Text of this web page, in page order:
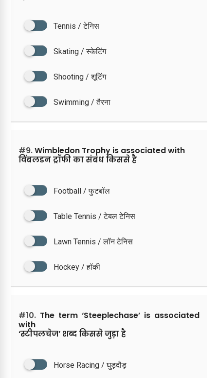
Tennis / टेनिस
Skating / स्केटिंग
Shooting / शूटिंग
Swimming / तैरना
#9.Wimbledon Trophy is associated with
विंबलडन ट्रॉफी का संबंध किससे है
Football / फुटबॉल
Table Tennis / टेबल टेनिस
Lawn Tennis / लॉन टेनिस
Hockey / हॉकी
#10. The term ‘Steeplechase’ is associated
with
‘स्टीपलचेज’ शब्द किससे जुड़ा है
Horse Racing / घुड़दौड़